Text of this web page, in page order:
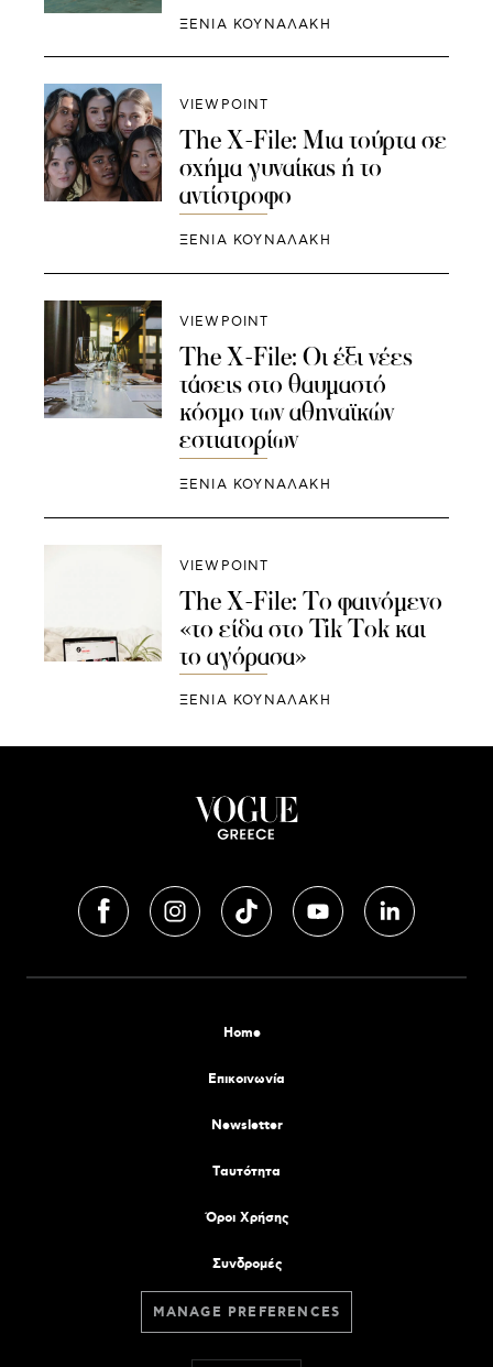
ΞΕΝΙΑ ΚΟΥΝΑΛΑΚΗ
VIEWPOINT
The X-File: Μια τούρτα σε
σχήμα γυναίκας ή το
αντίστροφο
ΞΕΝΙΑ ΚΟΥΝΑΛΑΚΗ
VIEWPOINT
The X-File: Οι έξι νέες
τάσεις στο θαυμαστό
κόσμο των αθηναϊκών
εστιατορίων
ΞΕΝΙΑ ΚΟΥΝΑΛΑΚΗ
VIEWPOINT
The X-File: Το φαινόμενο
«το είδα στο Tik Tok και
το αγόρασα»
ΞΕΝΙΑ ΚΟΥΝΑΛΑΚΗ
Home
Επικοινωνία
Newsletter
Tαυτότητα
Όροι Χρήσης
Συνδρομές
MANAGE PREFERENCES